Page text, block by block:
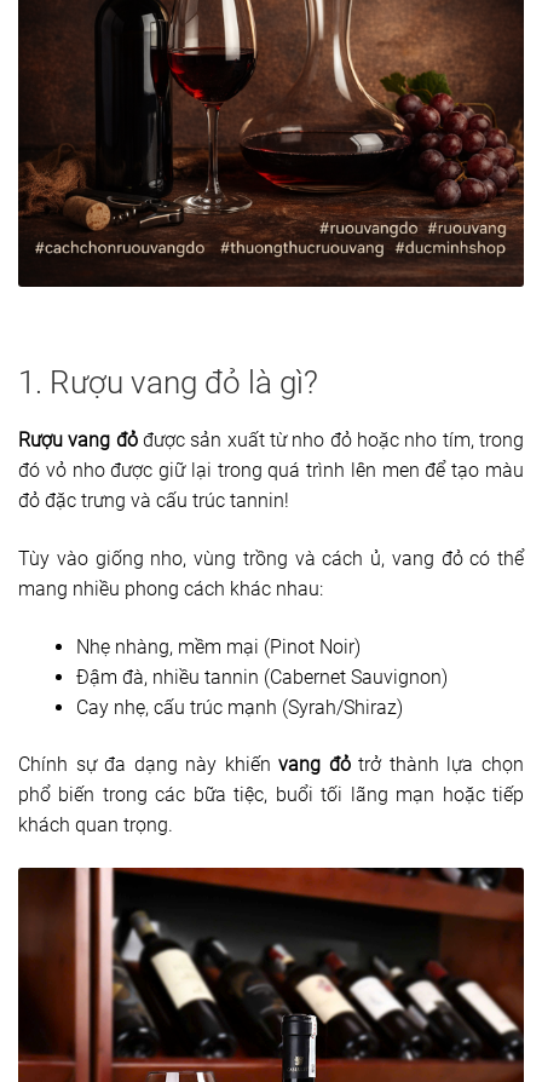
1. Rượu vang đỏ là gì?
Rượu vang đỏđược sản xuất từ nho đỏ hoặc nho tím, trong
đó vỏ nho được giữ lại trong quá trình lên men để tạo màu
đỏ đặc trưng và cấu trúc tannin!
Tùy vào giống nho, vùng trồng và cách ủ, vang đỏ có thể
mang nhiều phong cách khác nhau:
Nhẹ nhàng, mềm mại (Pinot Noir)
Đậm đà, nhiều tannin (Cabernet Sauvignon)
Cay nhẹ, cấu trúc mạnh (Syrah/Shiraz)
Chính sự đa dạng này khiếnvang đỏtrở thành lựa chọn
phổ biến trong các bữa tiệc, buổi tối lãng mạn hoặc tiếp
khách quan trọng.